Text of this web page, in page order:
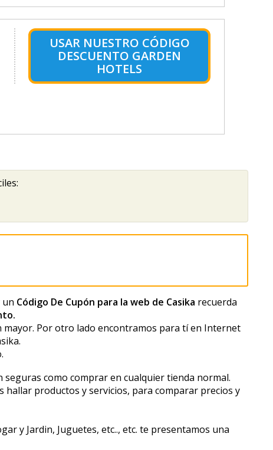
USAR NUESTRO CÓDIGO
DESCUENTO GARDEN
HOTELS
un Código De Cupón para la web de Casika recuerda
mayor. Por otro lado encontramos para tí en Internet
como comprar en cualquier tienda normal.
hallar productos y servicios, para comparar precios y
y Jardin, Juguetes, etc.., etc. te presentamos una